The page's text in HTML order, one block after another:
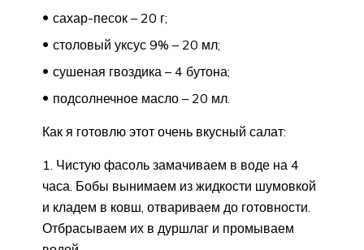
сахар-песок – 20 г;
столовый уксус 9% – 20 мл;
сушеная гвоздика – 4 бутона;
подсолнечное масло – 20 мл.
Как я готовлю этот очень вкусный салат:
Чистую фасоль замачиваем в воде на 4
часа. Бобы вынимаем из жидкости шумовкой
и кладем в ковш, отвариваем до готовности.
Отбрасываем их в дуршлаг и промываем